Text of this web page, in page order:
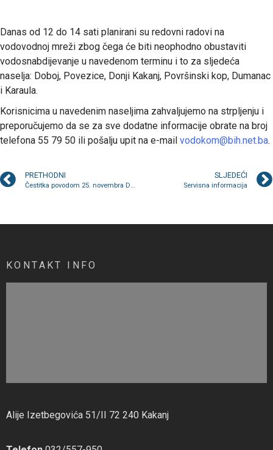
Danas od 12 do 14 sati planirani su redovni radovi na
vodovodnoj mreži zbog čega će biti neophodno obustaviti
vodosnabdijevanje u navedenom terminu i to za sljedeća
naselja: Doboj, Povezice, Donji Kakanj, Površinski kop, Dumanac
i Karaula.
Korisnicima u navedenim naseljima zahvaljujemo na strpljenju i
preporučujemo da se za sve dodatne informacije obrate na broj
telefona 55 79 50 ili pošalju upit na e-mail vodokom@bih.net.ba.
PRETHODNI
Čestitka povodom 25. novembra Dana državnosti Bosne i Hercegovine
SLJEDEĆI
Servisna informacija
KONTAKT INFO
Alije Izetbegovića 51/II 72 240 Kakanj